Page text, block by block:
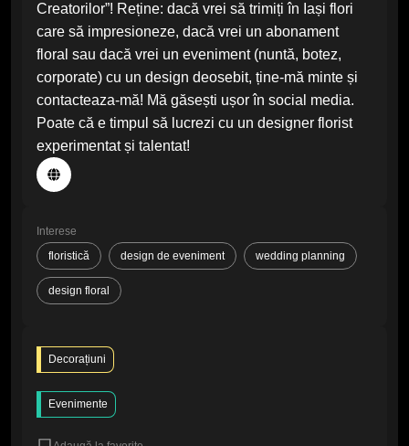
Creatorilor”! Reține: dacă vrei să trimiți în Iași flori
care să impresioneze, dacă vrei un abonament
floral sau dacă vrei un eveniment (nuntă, botez,
corporate) cu un design deosebit, ține-mă minte și
contacteaza-mă! Mă găsești ușor în social media.
Poate că e timpul să lucrezi cu un designer florist
experimentat și talentat!
Interese
floristică
design de eveniment wedding planning
design floral
Decorațiuni
Evenimente